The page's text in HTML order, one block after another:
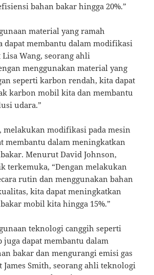
bahan bakar hingga 20%.”
material yang ramah
dapat membantu dalam modifikasi
Wang, seorang ahli
menggunakan material yang
seperti karbon rendah, kita dapat
karbon mobil kita dan membantu
udara.”
melakukan modifikasi pada mesin
membantu dalam meningkatkan
Menurut David Johnson,
terkemuka, “Dengan melakukan
rutin dan menggunakan bahan
kita dapat meningkatkan
mobil kita hingga 15%.”
teknologi canggih seperti
juga dapat membantu dalam
bakar dan mengurangi emisi gas
Smith, seorang ahli teknologi